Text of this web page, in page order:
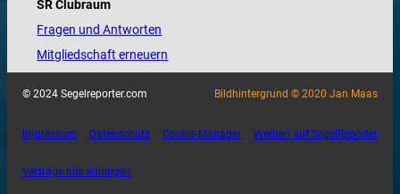
SR Clubraum
Fragen und Antworten
Mitgliedschaft erneuern
© 2024 Segelreporter.com Bildhintergrund © 2020 Jan Maas
Impressum Datenschutz Cookie-Manager Werben auf SegelReporter
Verträge hier kündigen